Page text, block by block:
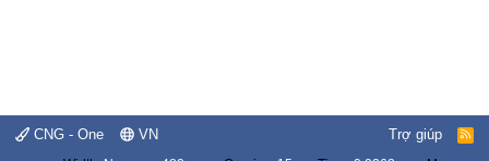
CNG - One VN Trợ giúp
R